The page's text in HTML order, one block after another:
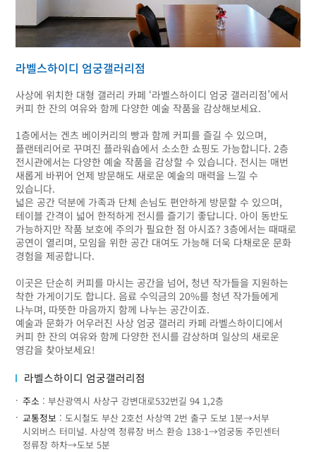
라벨스하이디 엄궁갤러리점
사상에 위치한 대형 갤러리 카페 ‘라벨스하이디 엄궁 갤러리점’에서
커피 한 잔의 여유와 함께 다양한 예술 작품을 감상해보세요.
1층에서는 겐츠 베이커리의 빵과 함께 커피를 즐길 수 있으며,
플랜테리어로 꾸며진 플라워숍에서 소소한 쇼핑도 가능합니다. 2층
전시관에서는 다양한 예술 작품을 감상할 수 있습니다. 전시는 매번
새롭게 바뀌어 언제 방문해도 새로운 예술의 매력을 느낄 수
있습니다.
넓은 공간 덕분에 가족과 단체 손님도 편안하게 방문할 수 있으며,
테이블 간격이 넓어 한적하게 전시를 즐기기 좋답니다. 아이 동반도
가능하지만 작품 보호에 주의가 필요한 점 아시죠? 3층에서는 때때로
공연이 열리며, 모임을 위한 공간 대여도 가능해 더욱 다채로운 문화
경험을 제공합니다.
이곳은 단순히 커피를 마시는 공간을 넘어, 청년 작가들을 지원하는
착한 가게이기도 합니다. 음료 수익금의 20%를 청년 작가들에게
나누며, 따뜻한 마음까지 함께 나누는 공간이죠.
예술과 문화가 어우러진 사상 엄궁 갤러리 카페 라벨스하이디에서
커피 한 잔의 여유와 함께 다양한 전시를 감상하며 일상의 새로운
영감을 찾아보세요!
라벨스하이디 엄궁갤러리점
주소 : 부산광역시 사상구 강변대로532번길 94 1,2층
교통정보 : 도시철도 부산 2호선 사상역 2번 출구 도보 1분→서부
시외버스 터미널. 사상역 정류장 버스 환승 138-1→엄궁동 주민센터
정류장 하차→도보 5분